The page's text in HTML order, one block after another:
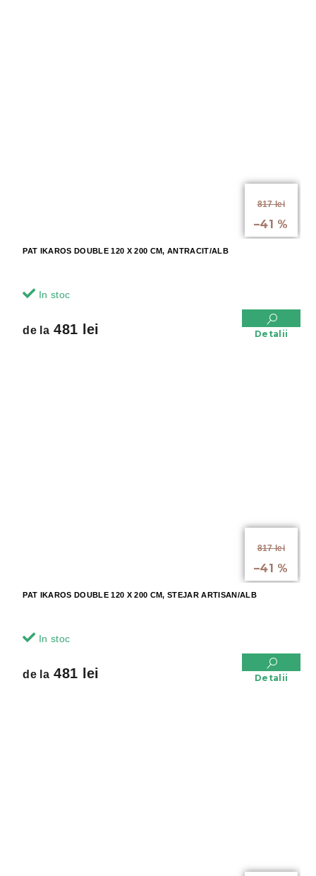
817 lei
–41 %
PAT IKAROS DOUBLE 120 X 200 CM, ANTRACIT/ALB
In stoc
de la481 lei Detalii
817 lei
–41 %
PAT IKAROS DOUBLE 120 X 200 CM, STEJAR ARTISAN/ALB
In stoc
de la481 lei Detalii